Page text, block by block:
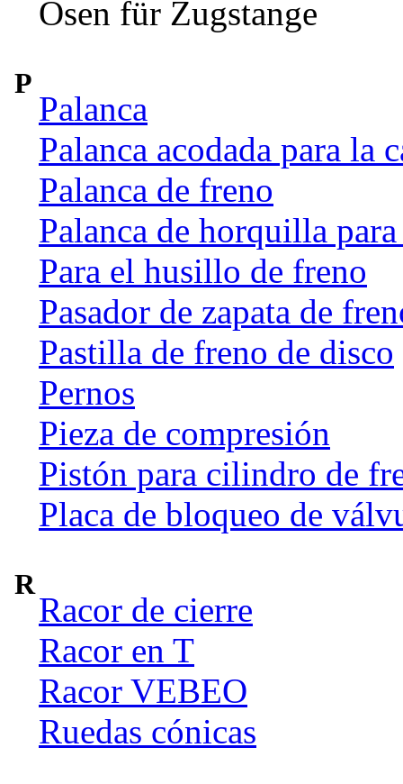
Ösen für Zugstange
P
Palanca
Palanca acodada para la
Palanca de freno
Palanca de horquilla
Para el husillo de freno
Pasador de zapata de
Pastilla de freno de disco
Pernos
Pieza de compresión
Pistón para cilindro de
Placa de bloqueo de
R
Racor de cierre
Racor en T
Racor VEBEO
Ruedas cónicas